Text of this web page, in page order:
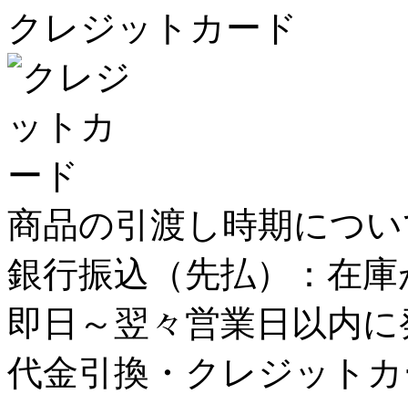
クレジットカード
商品の引渡し時期につ
銀行振込 （先払）： 在庫
即日～翌々営業日以内
代金引換・クレジット